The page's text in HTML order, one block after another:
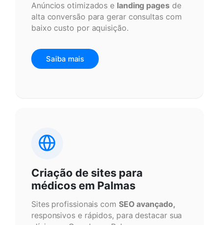
Anúncios otimizados e landing pagesde
alta conversão para gerar consultas com
baixo custo por aquisição.
Saiba mais
Criação de sites para
médicos em Palmas
Sites profissionais com SEO avançado,
responsivos e rápidos, para destacar sua